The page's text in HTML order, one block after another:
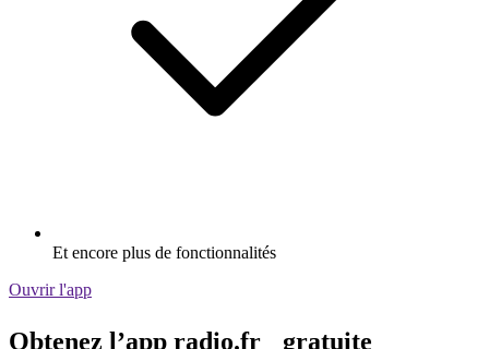
Et encore plus de fonctionnalités
Ouvrir l'app
Obtenez l’app radio.fr gratuite